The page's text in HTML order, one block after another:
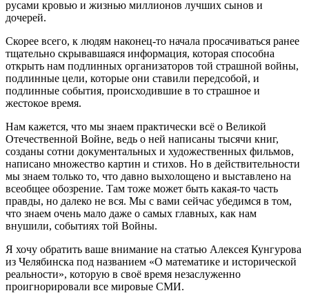
русами кровью и жизнью миллионов лучших сынов и
дочерей.
Скорее всего, к людям наконец-то начала просачиваться ранее
тщательно скрывавшаяся информация, которая способна
открыть нам подлинных организаторов той страшной войны,
подлинные цели, которые они ставили передсобой, и
подлинные события, происходившие в то страшное и
жестокое время.
Нам кажется, что мы знаем практически всё о Великой
Отечественной Войне, ведь о ней написаны тысячи книг,
созданы сотни документальных и художественных фильмов,
написано множество картин и стихов. Но в действительности
мы знаем только то, что давно выхолощено и выставлено на
всеобщее обозрение. Там тоже может быть какая-то часть
правды, но далеко не вся. Мы с вами сейчас убедимся в том,
что знаем очень мало даже о самых главных, как нам
внушили, событиях той Войны.
Я хочу обратить ваше внимание на статью Алексея Кунгурова
из Челябинска под названием «О математике и исторической
реальности», которую в своё время незаслуженно
проигнорировали все мировые СМИ.